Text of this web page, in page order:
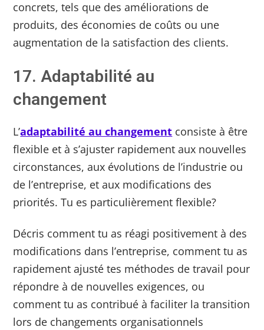
concrets, tels que des améliorations de
produits, des économies de coûts ou une
augmentation de la satisfaction des clients.
17. Adaptabilité au
changement
L’adaptabilité au changement consiste à être
flexible et à s’ajuster rapidement aux nouvelles
circonstances, aux évolutions de l’industrie ou
de l’entreprise, et aux modifications des
priorités. Tu es particulièrement flexible?
Décris comment tu as réagi positivement à des
modifications dans l’entreprise, comment tu as
rapidement ajusté tes méthodes de travail pour
répondre à de nouvelles exigences, ou
comment tu as contribué à faciliter la transition
lors de changements organisationnels